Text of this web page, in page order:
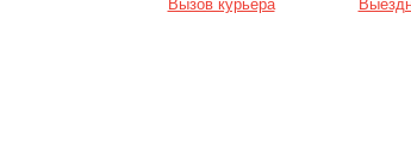
Вызов курьера